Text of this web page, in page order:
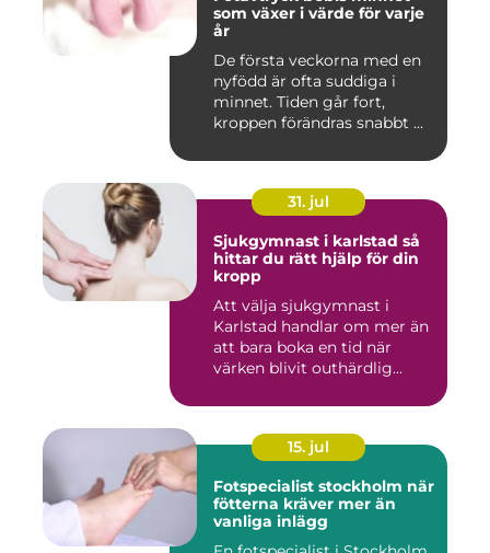
som växer i värde för varje
år
De första veckorna med en
nyfödd är ofta suddiga i
minnet. Tiden går fort,
kroppen förändras snabbt ...
31. jul
Sjukgymnast i karlstad så
hittar du rätt hjälp för din
kropp
Att välja sjukgymnast i
Karlstad handlar om mer än
att bara boka en tid när
värken blivit outhärdlig...
15. jul
Fotspecialist stockholm när
fötterna kräver mer än
vanliga inlägg